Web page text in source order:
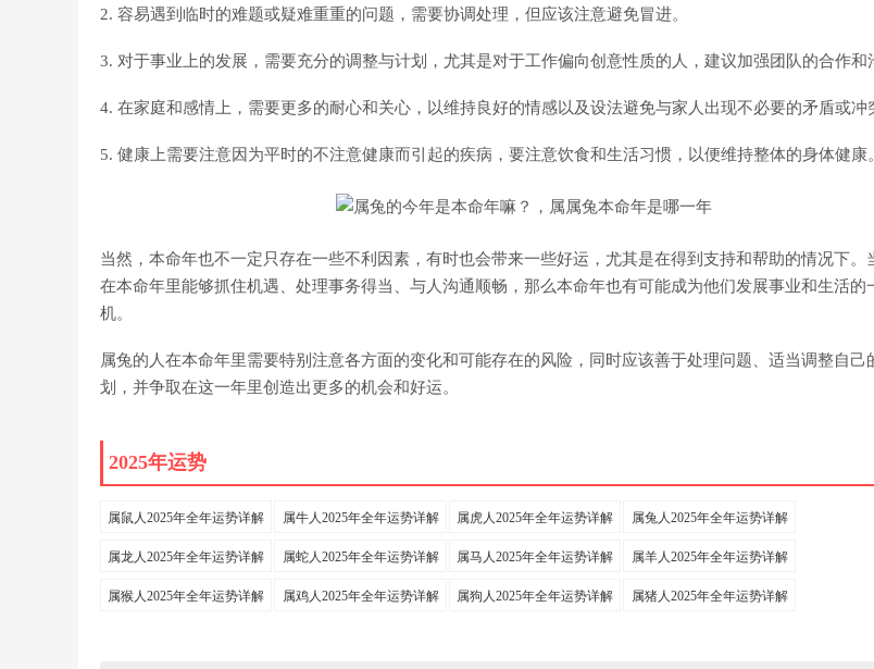
2. 容易遇到临时的难题或疑难重重的问题，需要协调处理，但应该注意避免冒进。
3. 对于事业上的发展，需要充分的调整与计划，尤其是对于工作偏向创意性质的人，建议加强团队的合作和
4. 在家庭和感情上，需要更多的耐心和关心，以维持良好的情感以及设法避免与家人出现不必要的矛盾或冲
5. 健康上需要注意因为平时的不注意健康而引起的疾病，要注意饮食和生活习惯，以便维持整体的身体健康。
当然，本命年也不一定只存在一些不利因素，有时也会带来一些好运，尤其是在得到支持和帮助的情况下。
在本命年里能够抓住机遇、处理事务得当、与人沟通顺畅，那么本命年也有可能成为他们发展事业和生活的
机。
属兔的人在本命年里需要特别注意各方面的变化和可能存在的风险，同时应该善于处理问题、适当调整自己
划，并争取在这一年里创造出更多的机会和好运。
2025年运势
属鼠人2025年全年运势详解 属牛人2025年全年运势详解 属虎人2025年全年运势详解 属兔人2025年全年运势详解
属龙人2025年全年运势详解 属蛇人2025年全年运势详解 属马人2025年全年运势详解 属羊人2025年全年运势详解
属猴人2025年全年运势详解 属鸡人2025年全年运势详解 属狗人2025年全年运势详解 属猪人2025年全年运势详解